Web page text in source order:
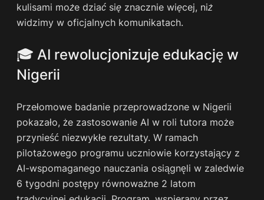
kulisami może dziać się znacznie więcej, niż
widzimy w oficjalnych komunikatach.
🎓 AI rewolucjonizuje edukację w
Nigerii
Przełomowe badanie przeprowadzone w Nigerii
pokazało, że zastosowanie AI w roli tutora może
przynieść niezwykłe rezultaty. W ramach
pilotażowego programu uczniowie korzystający z
AI-wspomaganego nauczania osiągnęli w zaledwie
6 tygodni postępy równoważne 2 latom